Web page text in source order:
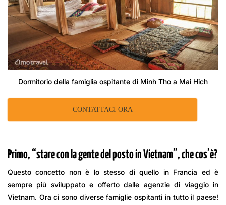
Dormitorio della famiglia ospitante di Minh Tho a Mai Hich
CONTATTACI ORA
Primo, “stare con la gente del posto in Vietnam”, che cos’è?
Questo concetto non è lo stesso di quello in Francia ed è
sempre più sviluppato e offerto dalle agenzie di viaggio in
Vietnam. Ora ci sono diverse famiglie ospitanti in tutto il paese!